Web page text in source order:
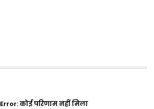
Error:कोई परिणाम नहीं मिला